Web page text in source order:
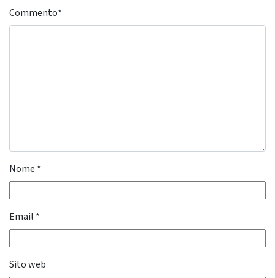
Commento*
Nome *
Email *
Sito web